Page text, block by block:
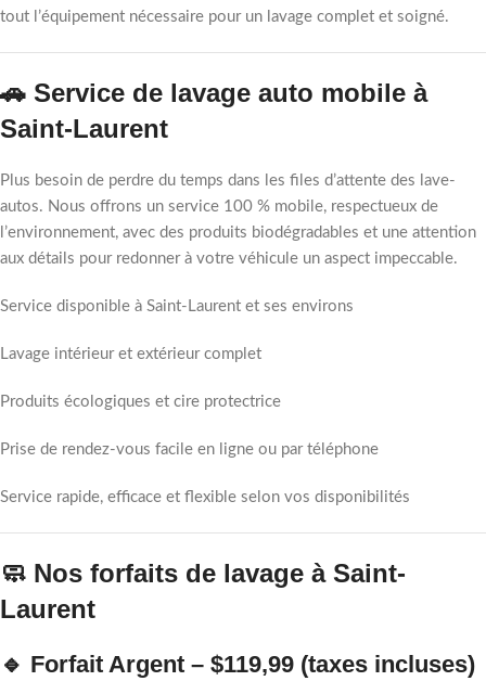
tout l’équipement nécessaire pour un lavage complet et soigné.
🚗 Service de lavage auto mobile à
Saint-Laurent
Plus besoin de perdre du temps dans les files d’attente des lave-
autos. Nous offrons un service 100 % mobile, respectueux de
l’environnement, avec des produits biodégradables et une attention
aux détails pour redonner à votre véhicule un aspect impeccable.
Service disponible à Saint-Laurent et ses environs
Lavage intérieur et extérieur complet
Produits écologiques et cire protectrice
Prise de rendez-vous facile en ligne ou par téléphone
Service rapide, efficace et flexible selon vos disponibilités
🧼 Nos forfaits de lavage à Saint-
Laurent
🔹 Forfait Argent – $119,99 (taxes incluses)